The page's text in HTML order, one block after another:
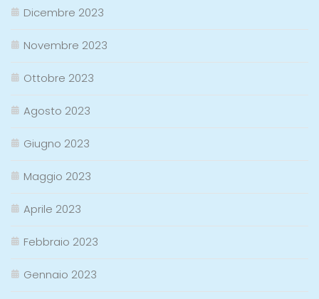
Dicembre 2023
Novembre 2023
Ottobre 2023
Agosto 2023
Giugno 2023
Maggio 2023
Aprile 2023
Febbraio 2023
Gennaio 2023